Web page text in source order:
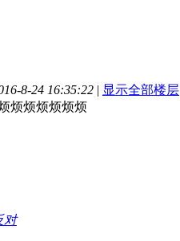
8-24 16:35:22 | 显示全部楼层
烦烦烦烦烦烦
对